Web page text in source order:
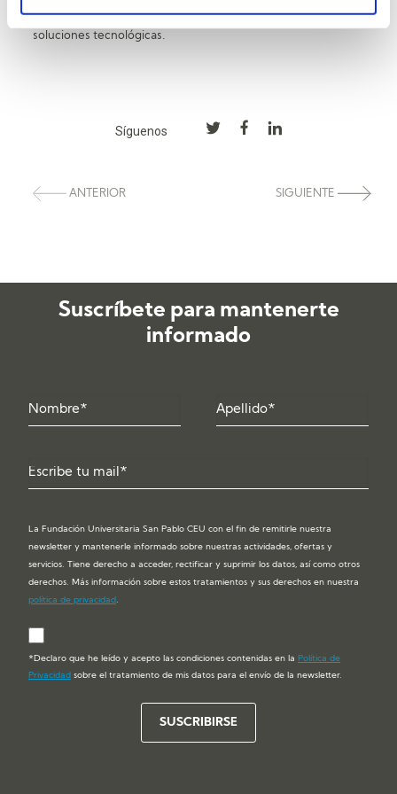
eficiente- conocimientos de excelencia operacional y
soluciones tecnológicas.
Síguenos
ANTERIOR SIGUIENTE
Suscríbete para mantenerte
informado
La Fundación Universitaria San Pablo CEU con el fin de remitirle nuestra
newsletter y mantenerle informado sobre nuestras actividades, ofertas y
servicios. Tiene derecho a acceder, rectificar y suprimir los datos, así como otros
derechos. Más información sobre estos tratamientos y sus derechos en nuestra
política de privacidad.
*Declaro que he leído y acepto las condiciones contenidas en la Política de
Privacidad sobre el tratamiento de mis datos para el envío de la newsletter.